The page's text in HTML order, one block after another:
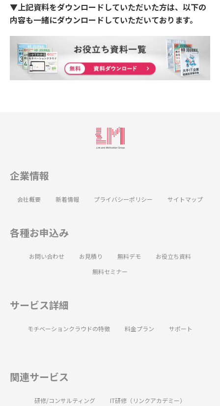
▼上記資料をダウンロードしていただいた方は、以下の
内容も一緒にダウンロードしていただいております。
企業情報
会社概要 新着情報 プライバシーポリシー サイトマップ
各種お申込み
お問い合わせ お見積り 無料デモ
お役立ち資料
無料セミナー
サービス詳細
モチベーションクラウドの特徴 料金プラン サポート
関連サービス
研修/コンサルティング IT研修（リンクアカデミー）